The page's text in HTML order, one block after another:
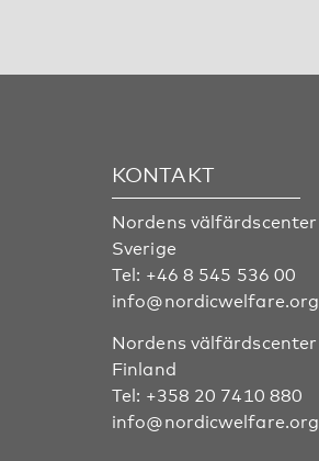
KONTAKT
Nordens välfärdscenter
Sverige
Tel: +46 8 545 536 00
info@nordicwelfare.org
Nordens välfärdscenter
Finland
Tel: +358 20 7410 880
info@nordicwelfare.org